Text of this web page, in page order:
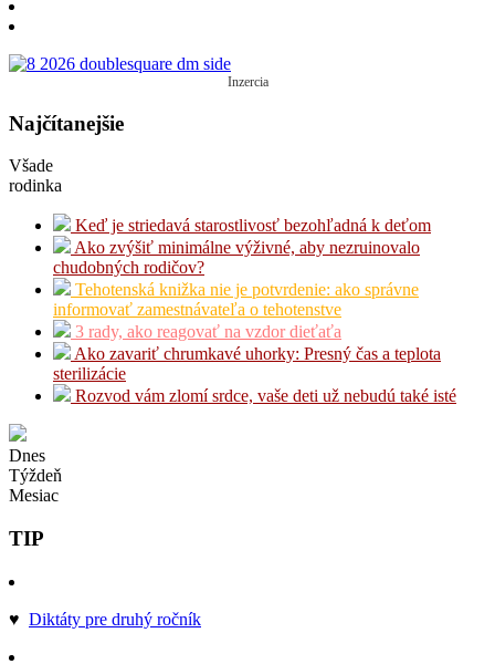
v
článkoch
Inzercia
Najčítanejšie
Všade
rodinka
Keď je striedavá starostlivosť bezohľadná k deťom
Ako zvýšiť minimálne výživné, aby nezruinovalo
chudobných rodičov?
Tehotenská knižka nie je potvrdenie: ako správne
informovať zamestnávateľa o tehotenstve
3 rady, ako reagovať na vzdor dieťaťa
Ako zavariť chrumkavé uhorky: Presný čas a teplota
sterilizácie
Rozvod vám zlomí srdce, vaše deti už nebudú také isté
Dnes
Týždeň
Mesiac
TIP
♥ Diktáty pre druhý ročník